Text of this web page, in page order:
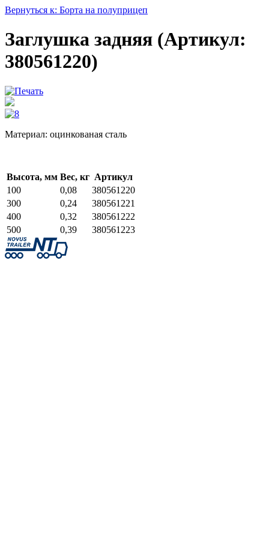
Вернуться к: Борта на полуприцеп
Заглушка задняя (Артикул:
380561220)
Материал: оцинкованая сталь
Высота, мм Вес, кг Артикул
100
0,08
380561220
300
0,24
380561221
400
0,32
380561222
500
0,39 380561223